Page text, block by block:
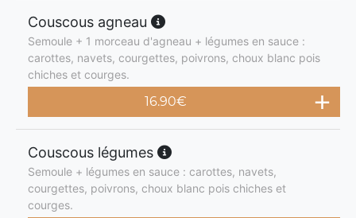
Couscous agneau
Semoule + 1 morceau d'agneau + légumes en sauce :
carottes, navets, courgettes, poivrons, choux blanc pois
chiches et courges.
16.90€
Couscous légumes
Semoule + légumes en sauce : carottes, navets,
courgettes, poivrons, choux blanc pois chiches et
courges.